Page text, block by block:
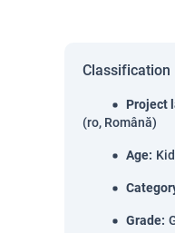
Classification
Project
(ro, Română)
Age:
Grade: